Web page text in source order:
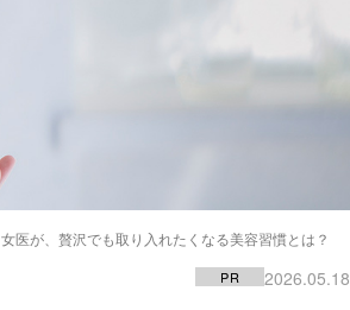
医が、贅沢でも取り入れたくなる美容習慣とは？
PR 2026.05.18